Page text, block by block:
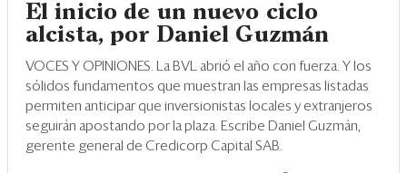
El inicio de un nuevo ciclo
alcista, por Daniel Guzmán
VOCES Y OPINIONES. La BVL abrió el año con fuerza. Y los
sólidos fundamentos que muestran las empresas listadas
permiten anticipar que inversionistas locales y extranjeros
seguirán apostando por la plaza. Escribe Daniel Guzmán,
gerente general de Credicorp Capital SAB.